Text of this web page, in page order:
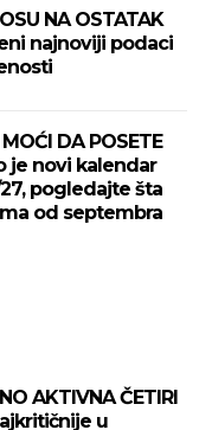
NA OSTATAK
najnoviji podaci
DA POSETE
je novi kalendar
pogledajte šta
od septembra
AKTIVNA ČETIRI
u